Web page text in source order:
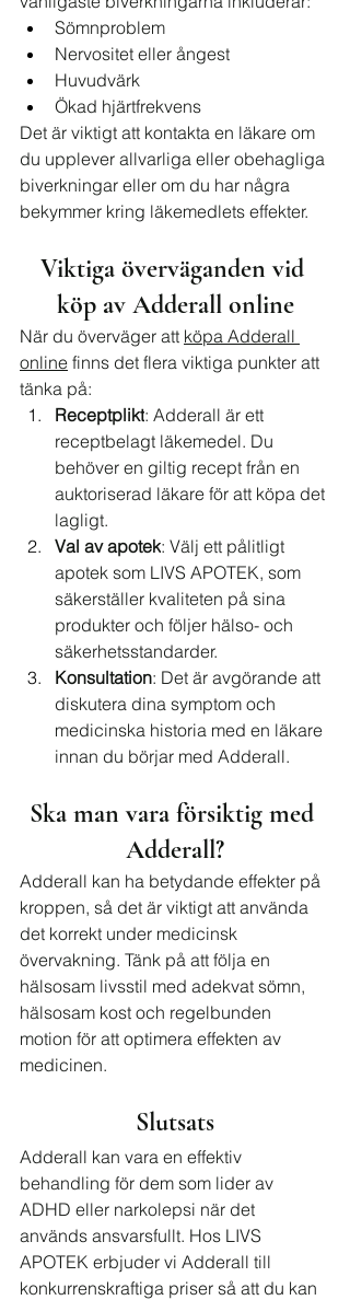
Sömnproblem
Nervositet eller ångest
Huvudvärk
Ökad hjärtfrekvens
Det är viktigt att kontakta en läkare om
du upplever allvarliga eller obehagliga
biverkningar eller om du har några
bekymmer kring läkemedlets effekter.
Viktiga överväganden vid
köp av Adderall online
När du överväger att köpa Adderall
online finns det flera viktiga punkter att
tänka på:
Receptplikt: Adderall är ett
receptbelagt läkemedel. Du
behöver en giltig recept från en
auktoriserad läkare för att köpa det
lagligt.
Val av apotek: Välj ett pålitligt
apotek som LIVS APOTEK, som
säkerställer kvaliteten på sina
produkter och följer hälso- och
säkerhetsstandarder.
Konsultation: Det är avgörande att
diskutera dina symptom och
medicinska historia med en läkare
innan du börjar med Adderall.
Ska man vara försiktig med
Adderall?
Adderall kan ha betydande effekter på
kroppen, så det är viktigt att använda
det korrekt under medicinsk
övervakning. Tänk på att följa en
hälsosam livsstil med adekvat sömn,
hälsosam kost och regelbunden
motion för att optimera effekten av
medicinen.
Slutsats
Adderall kan vara en effektiv
behandling för dem som lider av
ADHD eller narkolepsi när det
används ansvarsfullt. Hos LIVS
APOTEK erbjuder vi Adderall till
konkurrenskraftiga priser så att du kan